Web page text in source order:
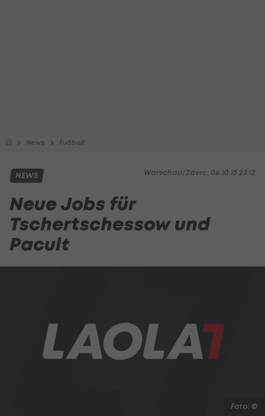
News Fußball
Warschau/Zavrc, 06.10.15 23:12
NEWS
Neue Jobs für
Tschertschessow und
Pacult
Foto: ©